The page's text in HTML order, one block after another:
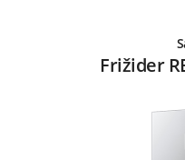
Frižider